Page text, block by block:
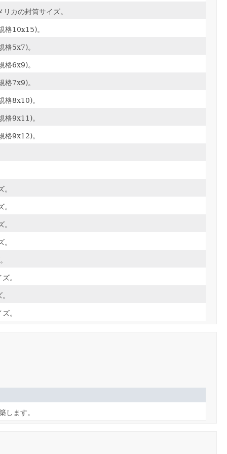
カの封筒サイズ。
格10x15)。
格5x7)。
格6x9)。
格7x9)。
格8x10)。
格9x11)。
格9x12)。
。
。
します。